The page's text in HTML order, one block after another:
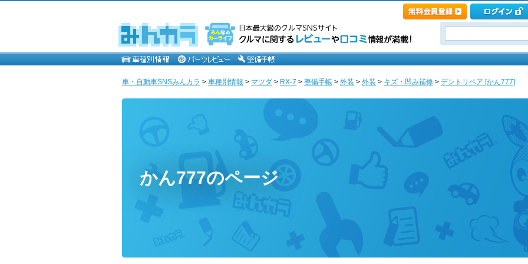
車・自動車SNSみんカラ > 車種別情報 > マツダ > RX-7 > 整備手帳 > 外装 > 外装 > キズ・凹み補修 > デントリペア [かん777]
かん777のページ